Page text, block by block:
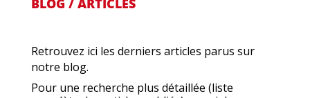
BLOG / ARTICLES
Retrouvez ici les derniers articles parus sur
notre blog.
Pour une recherche plus détaillée (liste